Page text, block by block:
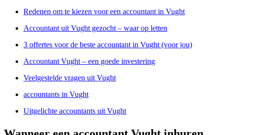
Redenen om te kiezen voor een accountant in Vught
Accountant uit Vught gezocht – waar op letten
3 offertes voor de beste accountant in Vught (voor jou)
Accountant Vught – een goede investering
Veelgestelde vragen uit Vught
accountants in Vught
Uitgelichte accountants uit Vught